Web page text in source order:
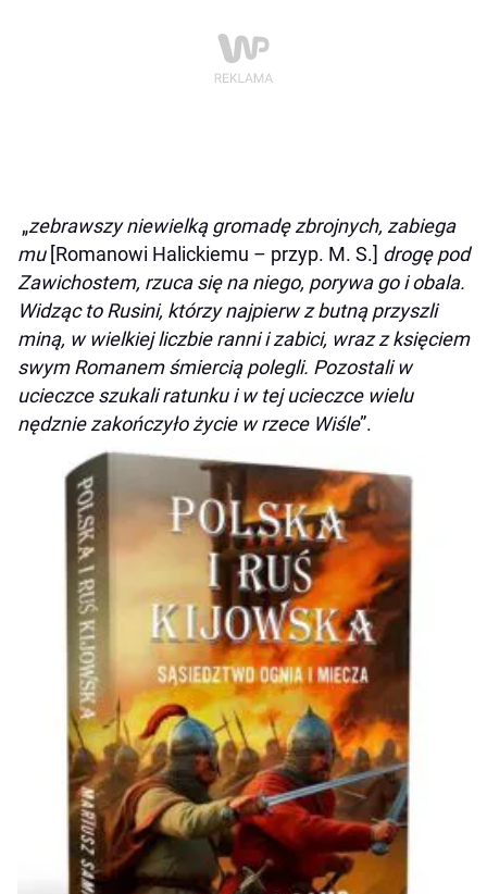
„zebrawszy niewielką gromadę zbrojnych, zabiega
mu[Romanowi Halickiemu – przyp. M. S.] drogę pod
Zawichostem, rzuca się na niego, porywa go i obala.
Widząc to Rusini, którzy najpierw z butną przyszli
miną, w wielkiej liczbie ranni i zabici, wraz z księciem
swym Romanem śmiercią polegli. Pozostali w
ucieczce szukali ratunku i w tej ucieczce wielu
nędznie zakończyło życie w rzece Wiśle”.